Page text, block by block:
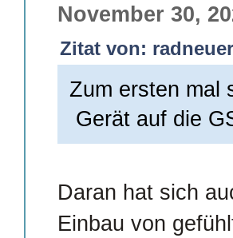
November 30,
Zitat von:
Zum ersten
Gerät auf die
Daran hat sich
Einbau von